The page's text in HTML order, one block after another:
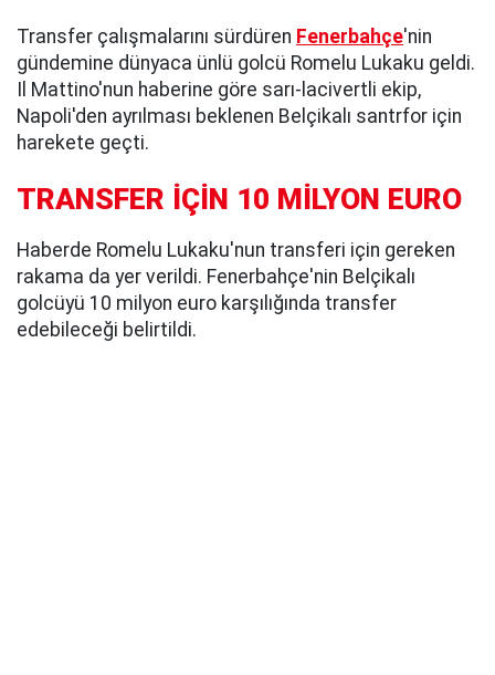
Transfer çalışmalarını sürdüren Fenerbahçe'nin
gündemine dünyaca ünlü golcü Romelu Lukaku geldi.
Il Mattino'nun haberine göre sarı-lacivertli ekip,
Napoli'den ayrılması beklenen Belçikalı santrfor için
harekete geçti.
TRANSFER İÇİN 10 MİLYON EURO
Haberde Romelu Lukaku'nun transferi için gereken
rakama da yer verildi. Fenerbahçe'nin Belçikalı
golcüyü 10 milyon euro karşılığında transfer
edebileceği belirtildi.